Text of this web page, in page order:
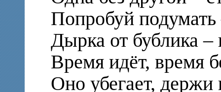
Попробуй
Дырка от бублика –
Время идёт, время
Оно убегает,